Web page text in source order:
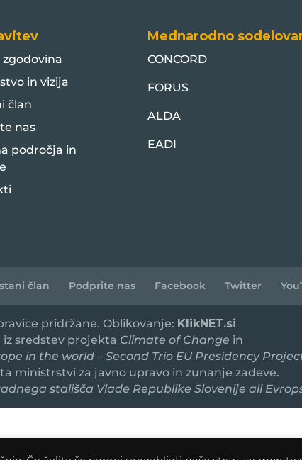
in vizija
član
nas
področja in
Mednarodno
CONCORD
FORUS
ALDA
EADI
član Podprite nas Facebook Twitter
pridržane. Oblikovanje: KlikNET.si
sredstev projekta Climate of Change in
in the world – Second Trio EU Presidency
ministrstvi za javno upravo in zunanje zadeve.
stališča Vlade Republike Slovenije ali